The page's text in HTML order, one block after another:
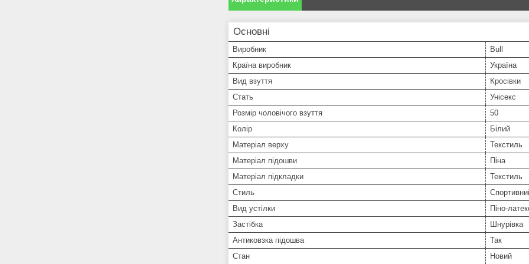
Основні
Виробник
Bull
Країна виробник
Україна
Вид взуття
Кросівки
Стать
Унісекс
Розмір чоловічого взуття
50
Колір
Білий
Матеріал верху
Текстиль
Матеріал підошви
Піна
Матеріал підкладки
Текстиль
Стиль
Вид устілки
Піно-
Застібка
Шнурівка
Антиковзка підошва
Так
Стан
Новий